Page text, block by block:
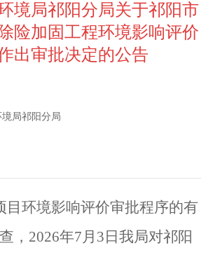
境局祁阳分局关于祁阳市
险加固工程环境影响评价
出审批决定的公告
局祁阳分局
目环境影响评价审批程序的有
， 2026年7月 3 日我局对祁阳